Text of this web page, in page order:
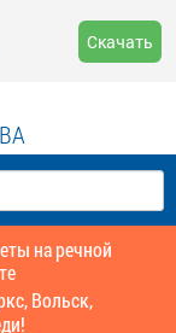
Скачать
на речной
Вольск,